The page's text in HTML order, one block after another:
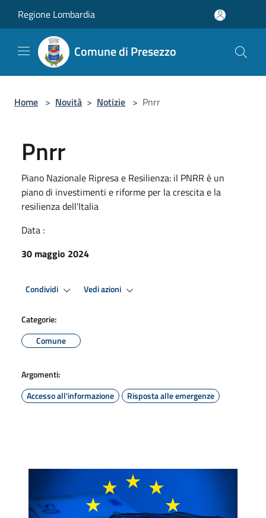
Regione Lombardia
Comune di Presezzo
Home > Novità > Notizie > Pnrr
Pnrr
Piano Nazionale Ripresa e Resilienza: il PNRR è un
piano di investimenti e riforme per la crescita e la
resilienza dell'Italia
Data :
30 maggio 2024
Condividi Vedi azioni
Categorie:
Comune
Argomenti:
Accesso all'informazione
Risposta alle emergenze